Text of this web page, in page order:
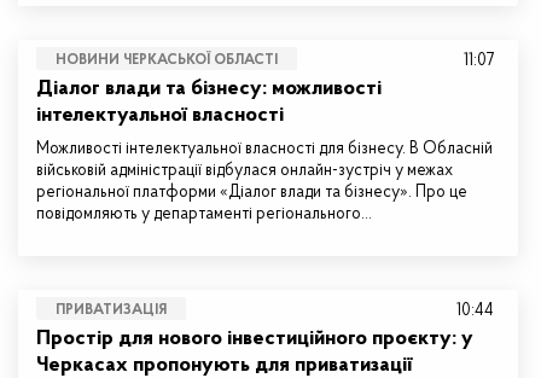
НОВИНИ ЧЕРКАСЬКОЇ ОБЛАСТІ
Діалог влади та бізнесу: можливості
інтелектуальної власності
Можливості інтелектуальної власності для бізнесу. В Обласній
військовій адміністрації відбулася онлайн-зустріч у межах
регіональної платформи «Діалог влади та бізнесу». Про це
повідомляють у департаменті регіонального…
11:07
ПРИВАТИЗАЦІЯ
Простір для нового інвестиційного проєкту: у
Черкасах пропонують для приватизації
10:44